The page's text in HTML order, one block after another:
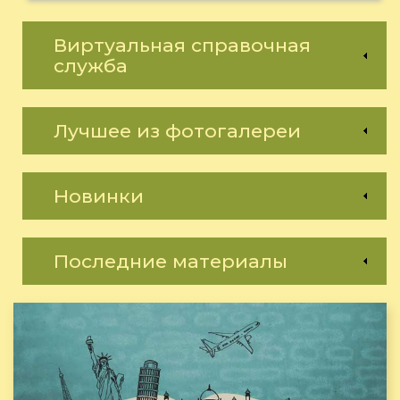
Виртуальная справочная
служба
Лучшее из фотогалереи
Новинки
Последние материалы